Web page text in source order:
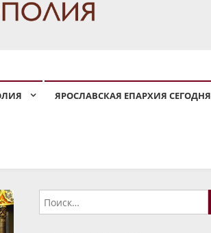
ЯРОСЛАВСКАЯ ЕПАРХИЯ СЕГОДНЯ